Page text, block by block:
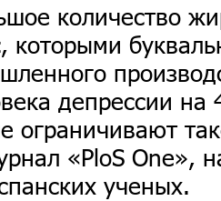
количество
которыми
депрессии
ограничивают
«PloS One»,
ученых.